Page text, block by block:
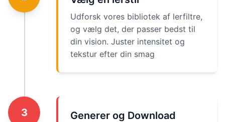
Udforsk vores bibliotek af lerfiltre,
og vælg det, der passer bedst til
din vision. Juster intensitet og
tekstur efter din smag
3 Generer og Download